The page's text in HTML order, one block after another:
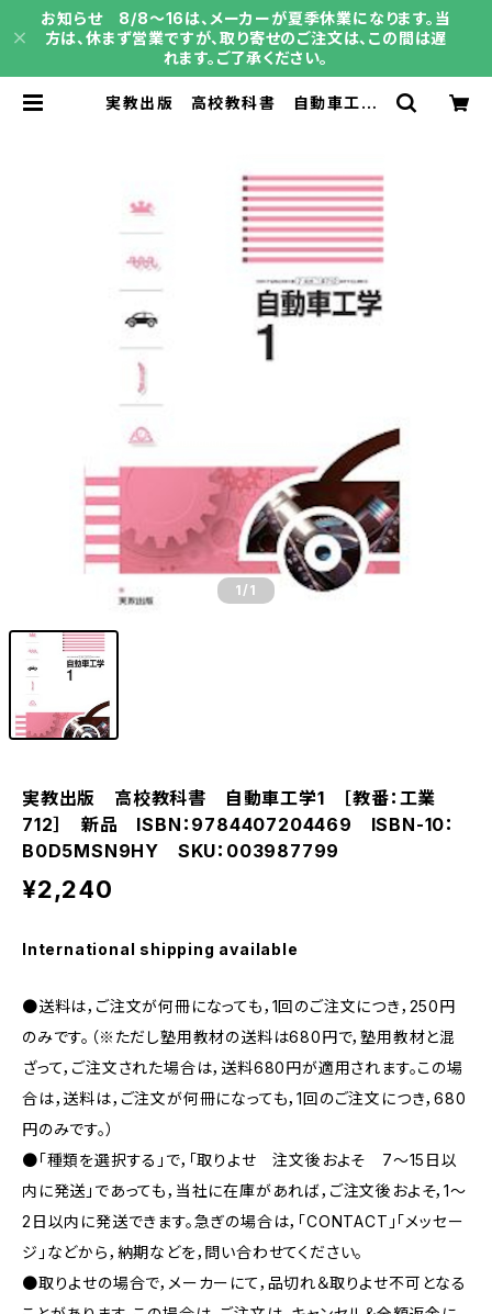
お知らせ 8/8～16は、メーカーが夏季休業になります。当
方は、休まず営業ですが、取り寄せのご注文は、この間は遅
れます。ご了承ください。
実教出版 高校教科書 自動車工学1
| 育之書店（いくのしょてん）
1 /1
実教出版 高校教科書 自動車工学1 ［教番：工業
712］ 新品 ISBN：9784407204469 ISBN-10：
B0D5MSN9HY SKU：003987799
¥2,240
International shipping available
●送料は，ご注文が何冊になっても，1回のご注文につき，250円
のみです。（※ただし塾用教材の送料は680円で，塾用教材と混
ざって，ご注文された場合は，送料680円が適用されます。この場
合は，送料は，ご注文が何冊になっても，1回のご注文につき，680
円のみです。）
●「種類を選択する」で，「取りよせ 注文後およそ 7〜15日以
内に発送」であっても，当社に在庫があれば，ご注文後およそ，1〜
2日以内に発送できます。急ぎの場合は，「CONTACT」「メッセー
ジ」などから，納期などを，問い合わせてください。
●取りよせの場合で，メーカーにて，品切れ＆取りよせ不可となる